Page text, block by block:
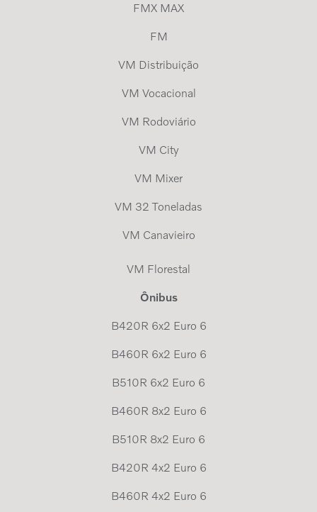
FMX MAX
FM
VM Distribuição
VM Vocacional
VM Rodoviário
VM City
VM Mixer
VM 32 Toneladas
VM Canavieiro
VM Florestal
Ônibus
B420R 6x2 Euro 6
B460R 6x2 Euro 6
B510R 6x2 Euro 6
B460R 8x2 Euro 6
B510R 8x2 Euro 6
B420R 4x2 Euro 6
B460R 4x2 Euro 6